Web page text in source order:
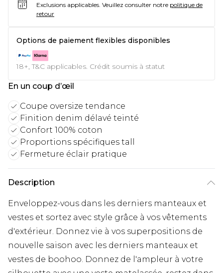
Exclusions applicables. Veuillez consulter notre politique de
retour
Options de paiement flexibles disponibles
18+, T&C applicables. Crédit soumis à statut
En un coup d’œil
Coupe oversize tendance
Finition denim délavé teinté
Confort 100% coton
Proportions spécifiques tall
Fermeture éclair pratique
Description
Enveloppez-vous dans les derniers manteaux et
vestes et sortez avec style grâce à vos vêtements
d'extérieur. Donnez vie à vos superpositions de
nouvelle saison avec les derniers manteaux et
vestes de boohoo. Donnez de l'ampleur à votre